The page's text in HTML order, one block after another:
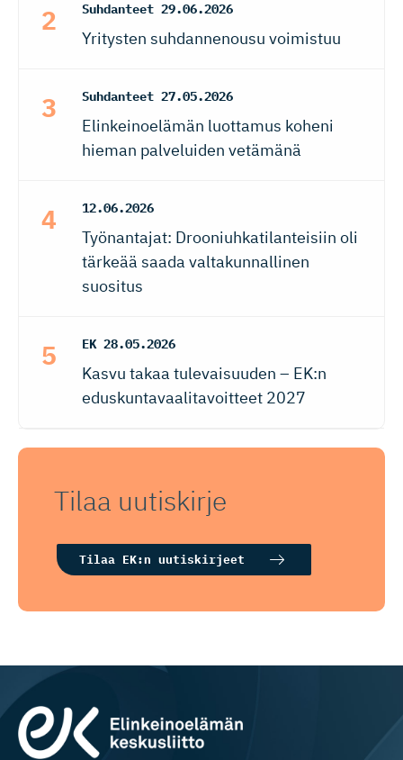
Suhdanteet 29.06.2026
Yritysten suhdannenousu voimistuu
Suhdanteet 27.05.2026
Elinkeinoelämän luottamus koheni
hieman palveluiden vetämänä
12.06.2026
Työnantajat: Drooniuhkatilanteisiin oli
tärkeää saada valtakunnallinen
suositus
EK 28.05.2026
Kasvu takaa tulevaisuuden – EK:n
eduskuntavaalitavoitteet 2027
Tilaa uutiskirje
Tilaa EK:n uutiskirjeet